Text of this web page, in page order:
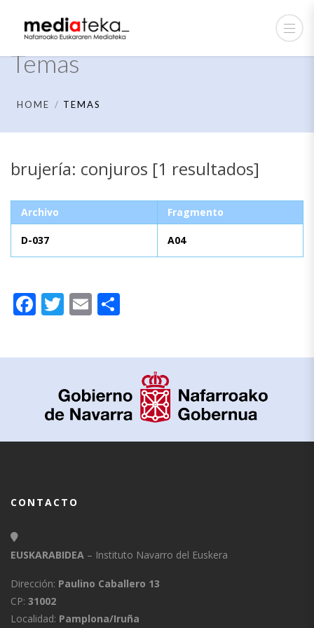
Temas
HOME TEMAS
brujería: conjuros [1 resultados]
Archivo Fragmento
D-037 A04
Facebook
Twitter
Email
CONTACTO
EUSKARABIDEA – Instituto Navarro del Euskera
Dirección: Paulino Caballero 13
CP: 31002
Localidad: Pamplona/Iruña